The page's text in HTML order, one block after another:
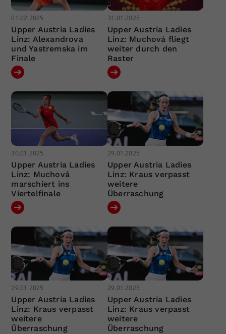
01.02.2025
Upper Austria Ladies
Linz: Alexandrova
und Yastremska im
Finale
31.01.2025
Upper Austria Ladies
Linz: Muchová fliegt
weiter durch den
Raster
30.01.2025
Upper Austria Ladies
Linz: Muchová
marschiert ins
Viertelfinale
29.01.2025
Upper Austria Ladies
Linz: Kraus verpasst
weitere
Überraschung
29.01.2025
Upper Austria Ladies
Linz: Kraus verpasst
weitere
Überraschung
29.01.2025
Upper Austria Ladies
Linz: Kraus verpasst
weitere
Überraschung